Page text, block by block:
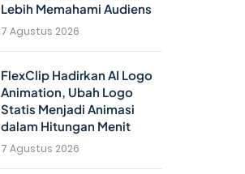
Lebih Memahami Audiens
7 Agustus 2026
FlexClip Hadirkan AI Logo
Animation, Ubah Logo
Statis Menjadi Animasi
dalam Hitungan Menit
7 Agustus 2026